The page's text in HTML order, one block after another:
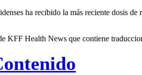
ha recibido la más reciente dosis
KFF Health News que contiene